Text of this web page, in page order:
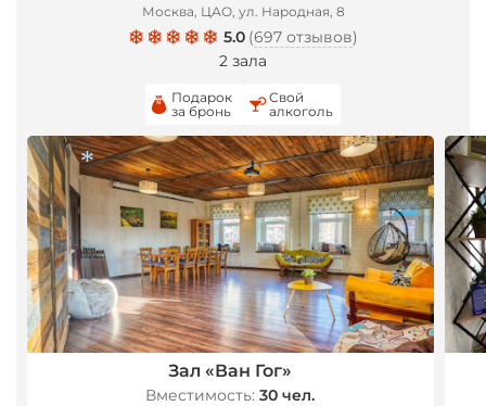
Москва, ЦАО, ул. Народная, 8
5.0 (697 отзывов)
2 зала
Подарок
за бронь
Свой
алкоголь
Зал «Ван Гог»
Вместимость: 30 чел.
*